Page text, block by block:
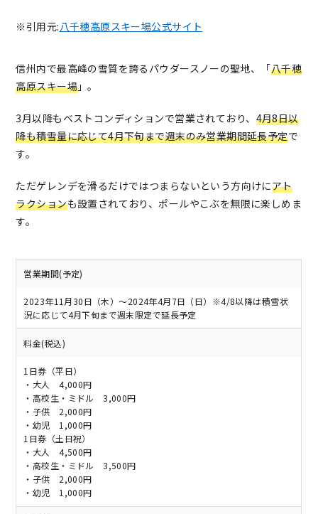
※引用元: 八千穂高原スキー場公式サイト
信州内で最高峰の雪質を誇るパウダースノーの聖地、「八千穂
高原スキー場」。
3月以降もベストコンディションで営業されており、 4月8日以
降も積雪量に応じて4月下旬まで週末のみ営業期間延長予定で
す。
ただゲレンデを滑るだけではつまらないという方向けにアト
ラクションも設置されており、ポールやこぶを無限に楽しめま
す。
営業期間(予定)
2023年11月30日（木）〜2024年4月7日（日）※4/8以降は積雪状
況に応じて4月下旬まで週末限定で延長予定
料金(税込)
1日券（平日）
・大人 4,000円
・高校生・ミドル 3,000円
・子供 2,000円
・幼児 1,000円
1日券（土日祝）
・大人 4,500円
・高校生・ミドル 3,500円
・子供 2,000円
・幼児 1,000円